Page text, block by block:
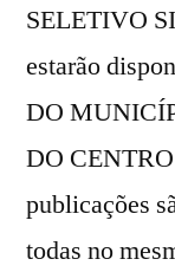
SELETIVO
estarão
DO
DO
publicações
todas no